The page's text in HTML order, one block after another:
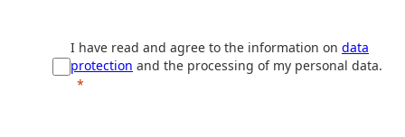
I have read and agree to the information on data
protection and the processing of my personal data.